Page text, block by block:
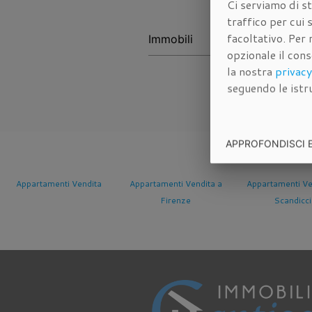
Appartamenti Vendita a
Appartamenti Vendita a
Scandicci
Appartamenti
Sesto
Ci serviamo di
traffico per cui
facoltativo. Per
opzionale il
la nostra
seguendo le
APPROFONDISCI